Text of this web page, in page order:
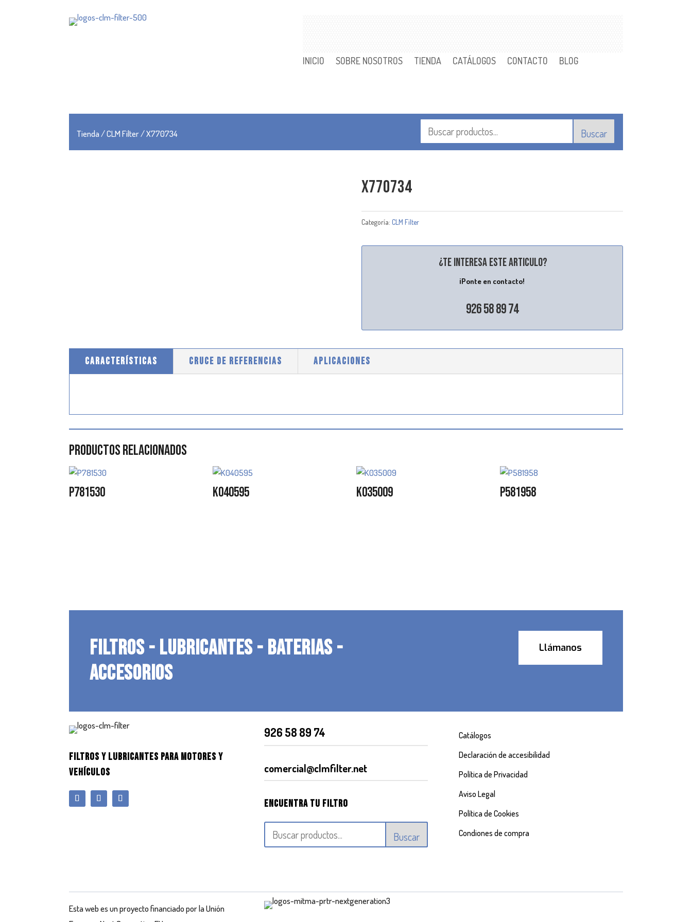
INICIO SOBRE NOSOTROS TIENDA CATÁLOGOS CONTACTO BLOG
Tienda/CLM Filter/ X770734 Buscar
X770734
Categoría: CLM Filter
¿Te interesa este articulo?
¡Ponte en contacto!
926 58 89 74
CARACTERÍSTICAS CRUCE DE REFERENCIAS APLICACIONES
Productos relacionados
P781530 K040595 K035009 P581958
FILTROS - LUBRICANTES - BATERIAS -
ACCESORIOS
Llámanos
FILTROS Y LUBRICANTES PARA MOTORES Y
VEHÍCULOS
926 58 89 74
comercial@clmfilter.net
Encuentra tu filtro
Buscar
Catálogos
Declaración de accesibilidad
Política de Privacidad
Aviso Legal
Política de Cookies
Condiones de compra
Esta web es un proyecto financiado por la Unión